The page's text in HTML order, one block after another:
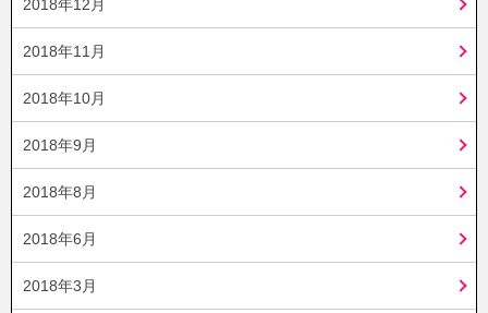
2018年12月
2018年11月
2018年10月
2018年9月
2018年8月
2018年6月
2018年3月